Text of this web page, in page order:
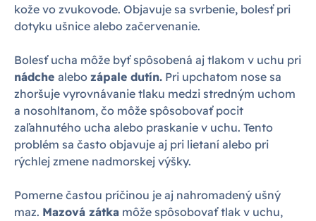
kože vo zvukovode. Objavuje sa svrbenie, bolesť pri
dotyku ušnice alebo začervenanie.
Bolesť ucha môže byť spôsobená aj tlakom v uchu pri
nádche alebo zápale dutín. Pri upchatom nose sa
zhoršuje vyrovnávanie tlaku medzi stredným uchom
a nosohltanom, čo môže spôsobovať pocit
zaľahnutého ucha alebo praskanie v uchu. Tento
problém sa často objavuje aj pri lietaní alebo pri
rýchlej zmene nadmorskej výšky.
Pomerne častou príčinou je aj nahromadený ušný
maz. Mazová zátka môže spôsobovať tlak v uchu,